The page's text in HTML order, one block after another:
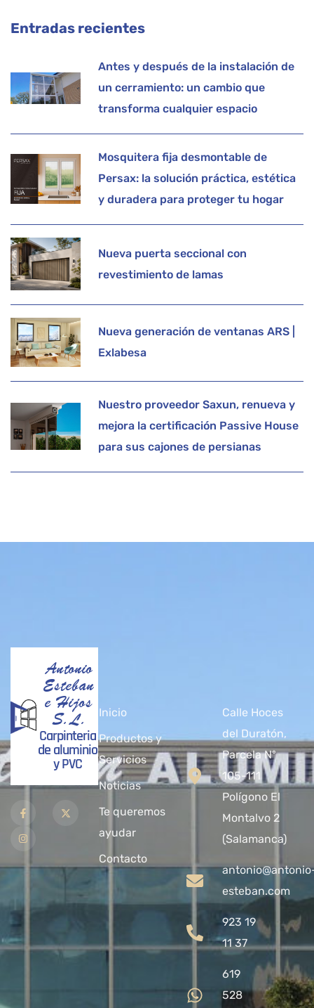
Entradas recientes
Antes y después de la instalación de
un cerramiento: un cambio que
transforma cualquier espacio
Mosquitera fija desmontable de
Persax: la solución práctica, estética
y duradera para proteger tu hogar
Nueva puerta seccional con
revestimiento de lamas
Nueva generación de ventanas ARS |
Exlabesa
Nuestro proveedor Saxun, renueva y
mejora la certificación Passive House
para sus cajones de persianas
Antonio
Esteban
e Hijos
S.L.
Carpinteria
de aluminio
y PVC
Inicio
Productos y
Servicios
Noticias
Te queremos
ayudar
Contacto
Calle Hoces
del Duratón,
Parcela Nº
105-111
Polígono El
Montalvo 2
(Salamanca)
esteban.com
923 19
11 37
619
528